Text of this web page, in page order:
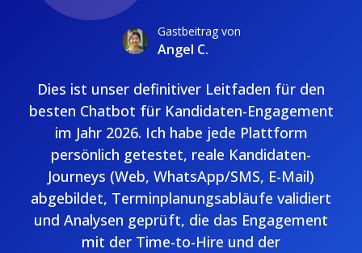
Gastbeitrag von
Angel C.
Dies ist unser definitiver Leitfaden für den
besten Chatbot für Kandidaten-Engagement
im Jahr 2026. Ich habe jede Plattform
persönlich getestet, reale Kandidaten-
Journeys (Web, WhatsApp/SMS, E-Mail)
abgebildet, Terminplanungsabläufe validiert
und Analysen geprüft, die das Engagement
mit der Time-to-Hire und der